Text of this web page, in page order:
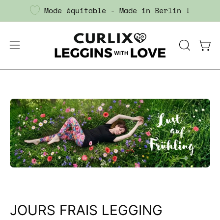
Mode équitable - Made in Berlin !
Ouvrir
navigation
OUVRIR
JOURS FRAIS LEGGING